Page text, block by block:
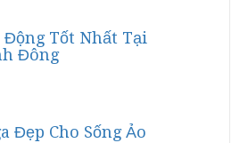
Động Tốt Nhất Tại
Đông
Đẹp Cho Sống Ảo